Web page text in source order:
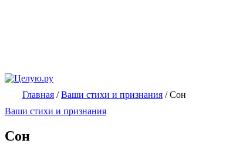
Главная /Ваши стихи и признания /Сон
Ваши стихи и признания
Сон